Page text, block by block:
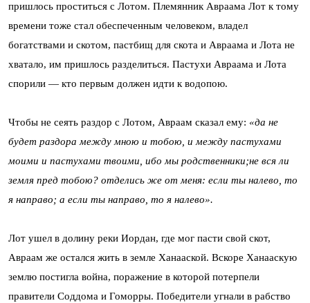
пришлось проститься с Лотом. Племянник Авраама Лот к тому
времени тоже стал обеспеченным человеком, владел
богатствами и скотом, пастбищ для скота и Авраама и Лота не
хватало, им пришлось разделиться. Пастухи Авраама и Лота
спорили — кто первым должен идти к водопою.
Чтобы не сеять раздор с Лотом, Авраам сказал ему: «да не
будет раздора между мною и тобою, и между пастухами
моими и пастухами твоими, ибо мы родственники;не вся ли
земля пред тобою? отделись же от меня: если ты налево, то
я направо; а если ты направо, то я налево».
Лот ушел в долину реки Иордан, где мог пасти свой скот,
Авраам же остался жить в земле Ханааской. Вскоре Ханааскую
землю постигла война, поражение в которой потерпели
правители Соддома и Гоморры. Победители угнали в рабство